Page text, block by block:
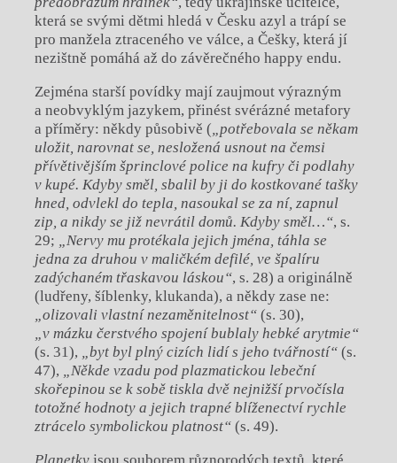
která se svými dětmi hledá v Česku azyl a trápí se
pro manžela ztraceného ve válce, a Češky, která jí
nezištně pomáhá až do závěrečného happy endu.
Zejména starší povídky mají zaujmout výrazným
a neobvyklým jazykem, přinést svérázné metafory
a příměry: někdy působivě („potřebovala se někam
uložit, narovnat se, nesložená usnout na čemsi
přívětivějším šprinclové police na kufry či podlahy
v kupé. Kdyby směl, sbalil by ji do kostkované tašky
hned, odvlekl do tepla, nasoukal se za ní, zapnul
zip, a nikdy se již nevrátil domů. Kdyby směl…“, s.
29; „Nervy mu protékala jejich jména, táhla se
jedna za druhou v maličkém defilé, ve špalíru
zadýchaném třaskavou láskou“, s. 28) a originálně
(ludřeny, šíblenky, klukanda), a někdy zase ne:
„olizovali vlastní nezaměnitelnost“ (s. 30),
„v mázku čerstvého spojení bublaly hebké arytmie“
(s. 31), „byt byl plný cizích lidí s jeho tvářností“(s.
47), „Někde vzadu pod plazmatickou lebeční
skořepinou se k sobě tiskla dvě nejnižší prvočísla
totožné hodnoty a jejich trapné blíženectví rychle
ztrácelo symbolickou platnost“(s. 49).